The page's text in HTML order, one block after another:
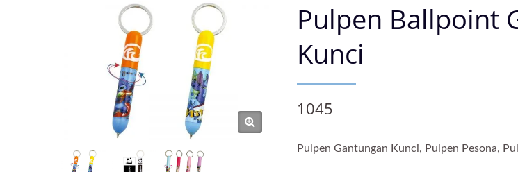
Pulpen Ballpoint
Kunci
1045
Pulpen Gantungan Kunci, Pulpen Pesona,